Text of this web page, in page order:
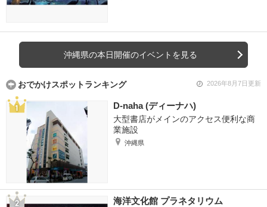
沖縄県の本日開催のイベントを見る
おでかけスポットランキング 2026年8月7日更新
D-naha (ディーナハ)
大型書店がメインのアクセス便利な商
業施設
沖縄県
海洋文化館 プラネタリウム